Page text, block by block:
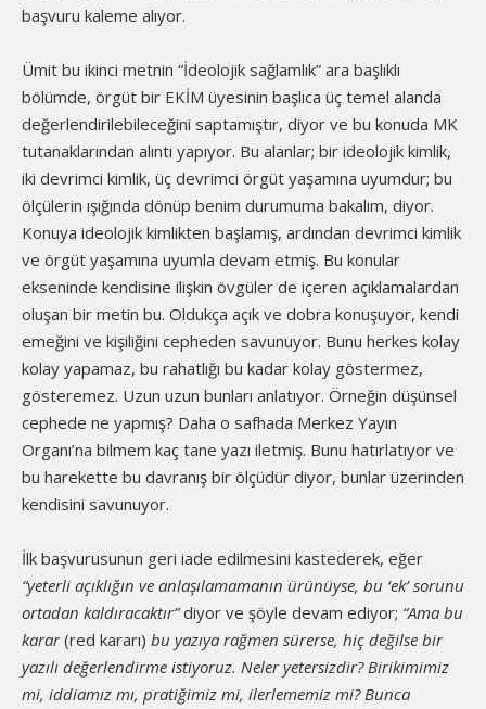
başvuru kaleme alıyor.
Ümit bu ikinci metnin “İdeolojik sağlamlık” ara başlıklı
bölümde, örgüt bir EKİM üyesinin başlıca üç temel alanda
değerlendirilebileceğini saptamıştır, diyor ve bu konuda MK
tutanaklarından alıntı yapıyor. Bu alanlar; bir ideolojik kimlik,
iki devrimci kimlik, üç devrimci örgüt yaşamına uyumdur; bu
ölçülerin ışığında dönüp benim durumuma bakalım, diyor.
Konuya ideolojik kimlikten başlamış, ardından devrimci kimlik
ve örgüt yaşamına uyumla devam etmiş. Bu konular
ekseninde kendisine ilişkin övgüler de içeren açıklamalardan
oluşan bir metin bu. Oldukça açık ve dobra konuşuyor, kendi
emeğini ve kişiliğini cepheden savunuyor. Bunu herkes kolay
kolay yapamaz, bu rahatlığı bu kadar kolay göstermez,
gösteremez. Uzun uzun bunları anlatıyor. Örneğin düşünsel
cephede ne yapmış? Daha o safhada Merkez Yayın
Organı’na bilmem kaç tane yazı iletmiş. Bunu hatırlatıyor ve
bu harekette bu davranış bir ölçüdür diyor, bunlar üzerinden
kendisini savunuyor.
İlk başvurusunun geri iade edilmesini kastederek, eğer
“yeterli açıklığın ve anlaşılamamanın ürünüyse, bu ‘ek’ sorunu
ortadan kaldıracaktır”diyor ve şöyle devam ediyor; “Ama bu
karar(red kararı) bu yazıya rağmen sürerse, hiç değilse bir
yazılı değerlendirme istiyoruz. Neler yetersizdir? Birikimimiz
mi, iddiamız mı, pratiğimiz mi, ilerlememiz mi? Bunca